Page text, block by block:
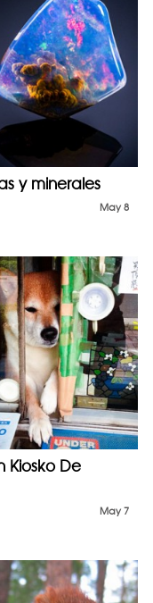
y minerales
May 8
Kiosko De
May 7